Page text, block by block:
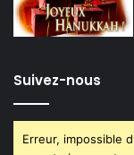
Suivez-nous
Erreur, impossible